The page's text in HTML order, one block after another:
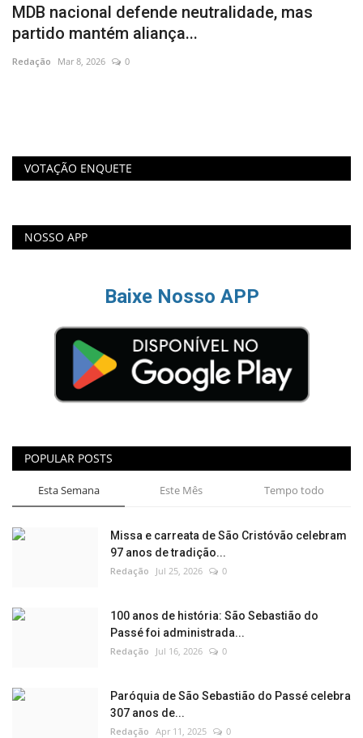
MDB nacional defende neutralidade, mas
partido mantém aliança...
Redação Mar 8, 2026 0
VOTAÇÃO ENQUETE
NOSSO APP
Baixe Nosso APP
POPULAR POSTS
Esta Semana Este Mês Tempo todo
Missa e carreata de São Cristóvão celebram
97 anos de tradição...
Redação Jul 25, 2026 0
100 anos de história: São Sebastião do
Passé foi administrada...
Redação Jul 16, 2026 0
Paróquia de São Sebastião do Passé celebra
307 anos de...
Redação Apr 11, 2025 0